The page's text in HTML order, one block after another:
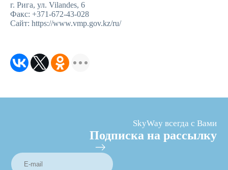
г. Рига, ул. Vilandes, 6
Факс: +371-672-43-028
Сайт: https://www.vmp.gov.kz/ru/
SkyWay всегда с Вами
Подписка на рассылку